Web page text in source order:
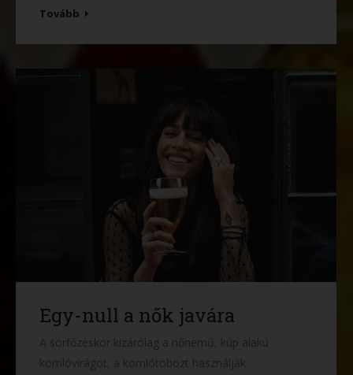
Tovább
Egy-null a nők javára
A sörfőzéskor kizárólag a nőnemű, kúp alakú
komlóvirágot, a komlótobozt használják